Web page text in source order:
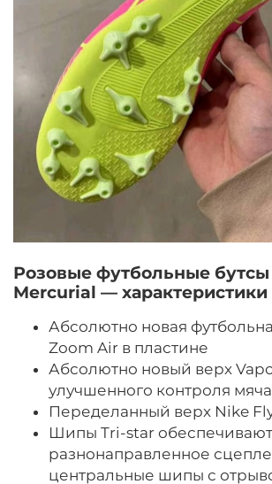
Розовые футбольные
Mercurial — характеристики
Абсолютно новая
Zoom Air в пластине
Абсолютно новый верх
улучшенного контроля
Переделанный верх Nike
Шипы Tri-star обеспечивают
разнонаправленное
центральные шипы с